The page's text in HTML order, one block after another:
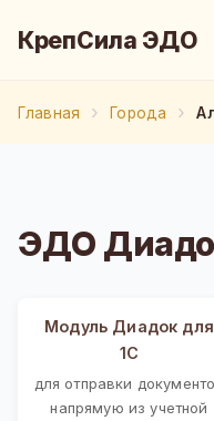
КрепСила ЭДО
Главная Города
ЭДО
Модуль Диадок для
1С
для отправки
напрямую из учетной